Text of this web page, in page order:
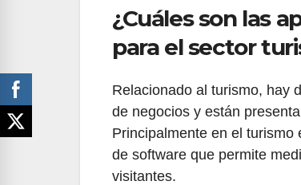
¿Cuáles son las
para el sector
Relacionado al turismo, hay
de negocios y están
Principalmente en el
de software que permite
visitantes.